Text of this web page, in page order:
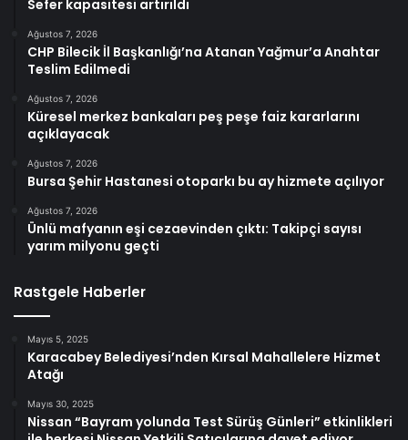
Sefer kapasitesi artırıldı
Ağustos 7, 2026
CHP Bilecik İl Başkanlığı’na Atanan Yağmur’a Anahtar
Teslim Edilmedi
Ağustos 7, 2026
Küresel merkez bankaları peş peşe faiz kararlarını
açıklayacak
Ağustos 7, 2026
Bursa Şehir Hastanesi otoparkı bu ay hizmete açılıyor
Ağustos 7, 2026
Ünlü mafyanın eşi cezaevinden çıktı: Takipçi sayısı
yarım milyonu geçti
Rastgele Haberler
Mayıs 5, 2025
Karacabey Belediyesi’nden Kırsal Mahallelere Hizmet
Atağı
Mayıs 30, 2025
Nissan “Bayram yolunda Test Sürüş Günleri” etkinlikleri